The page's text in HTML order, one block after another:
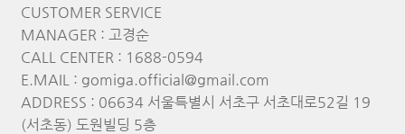
CUSTOMER SERVICE
MANAGER : 고경순
CALL CENTER : 1688-0594
E.MAIL : gomiga.official@gmail.com
ADDRESS : 06634 서울특별시 서초구 서초대로52길 19
(서초동) 도원빌딩 5층